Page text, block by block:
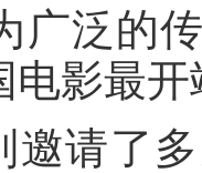
广泛的
电影最
邀请了